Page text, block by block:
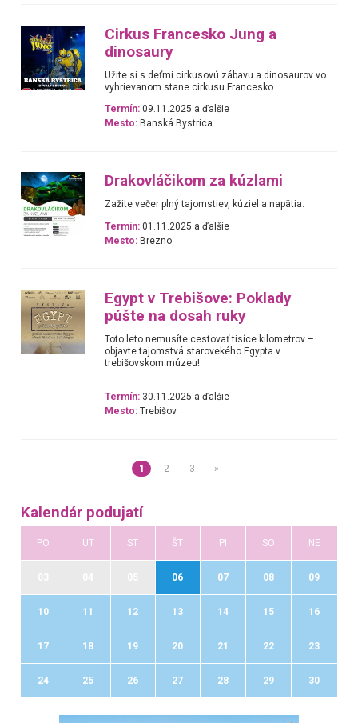
Cirkus Francesko Jung a
dinosaury
Užite si s deťmi cirkusovú zábavu a dinosaurov vo
vyhrievanom stane cirkusu Francesko.
Termín: 09.11.2025 a ďalšie
Mesto: Banská Bystrica
Drakovláčikom za kúzlami
Zažite večer plný tajomstiev, kúziel a napätia.
Termín: 01.11.2025 a ďalšie
Mesto: Brezno
Egypt v Trebišove: Poklady
púšte na dosah ruky
Toto leto nemusíte cestovať tisíce kilometrov –
objavte tajomstvá starovekého Egypta v
trebišovskom múzeu!
Termín: 30.11.2025 a ďalšie
Mesto: Trebišov
1 2 3 »
Kalendár podujatí
PO UT ST ŠT PI SO NE
06 07 08 09
10 11 12 13 14 15 16
17 18 19 20 21 22 23
24 25 26 27 28 29 30